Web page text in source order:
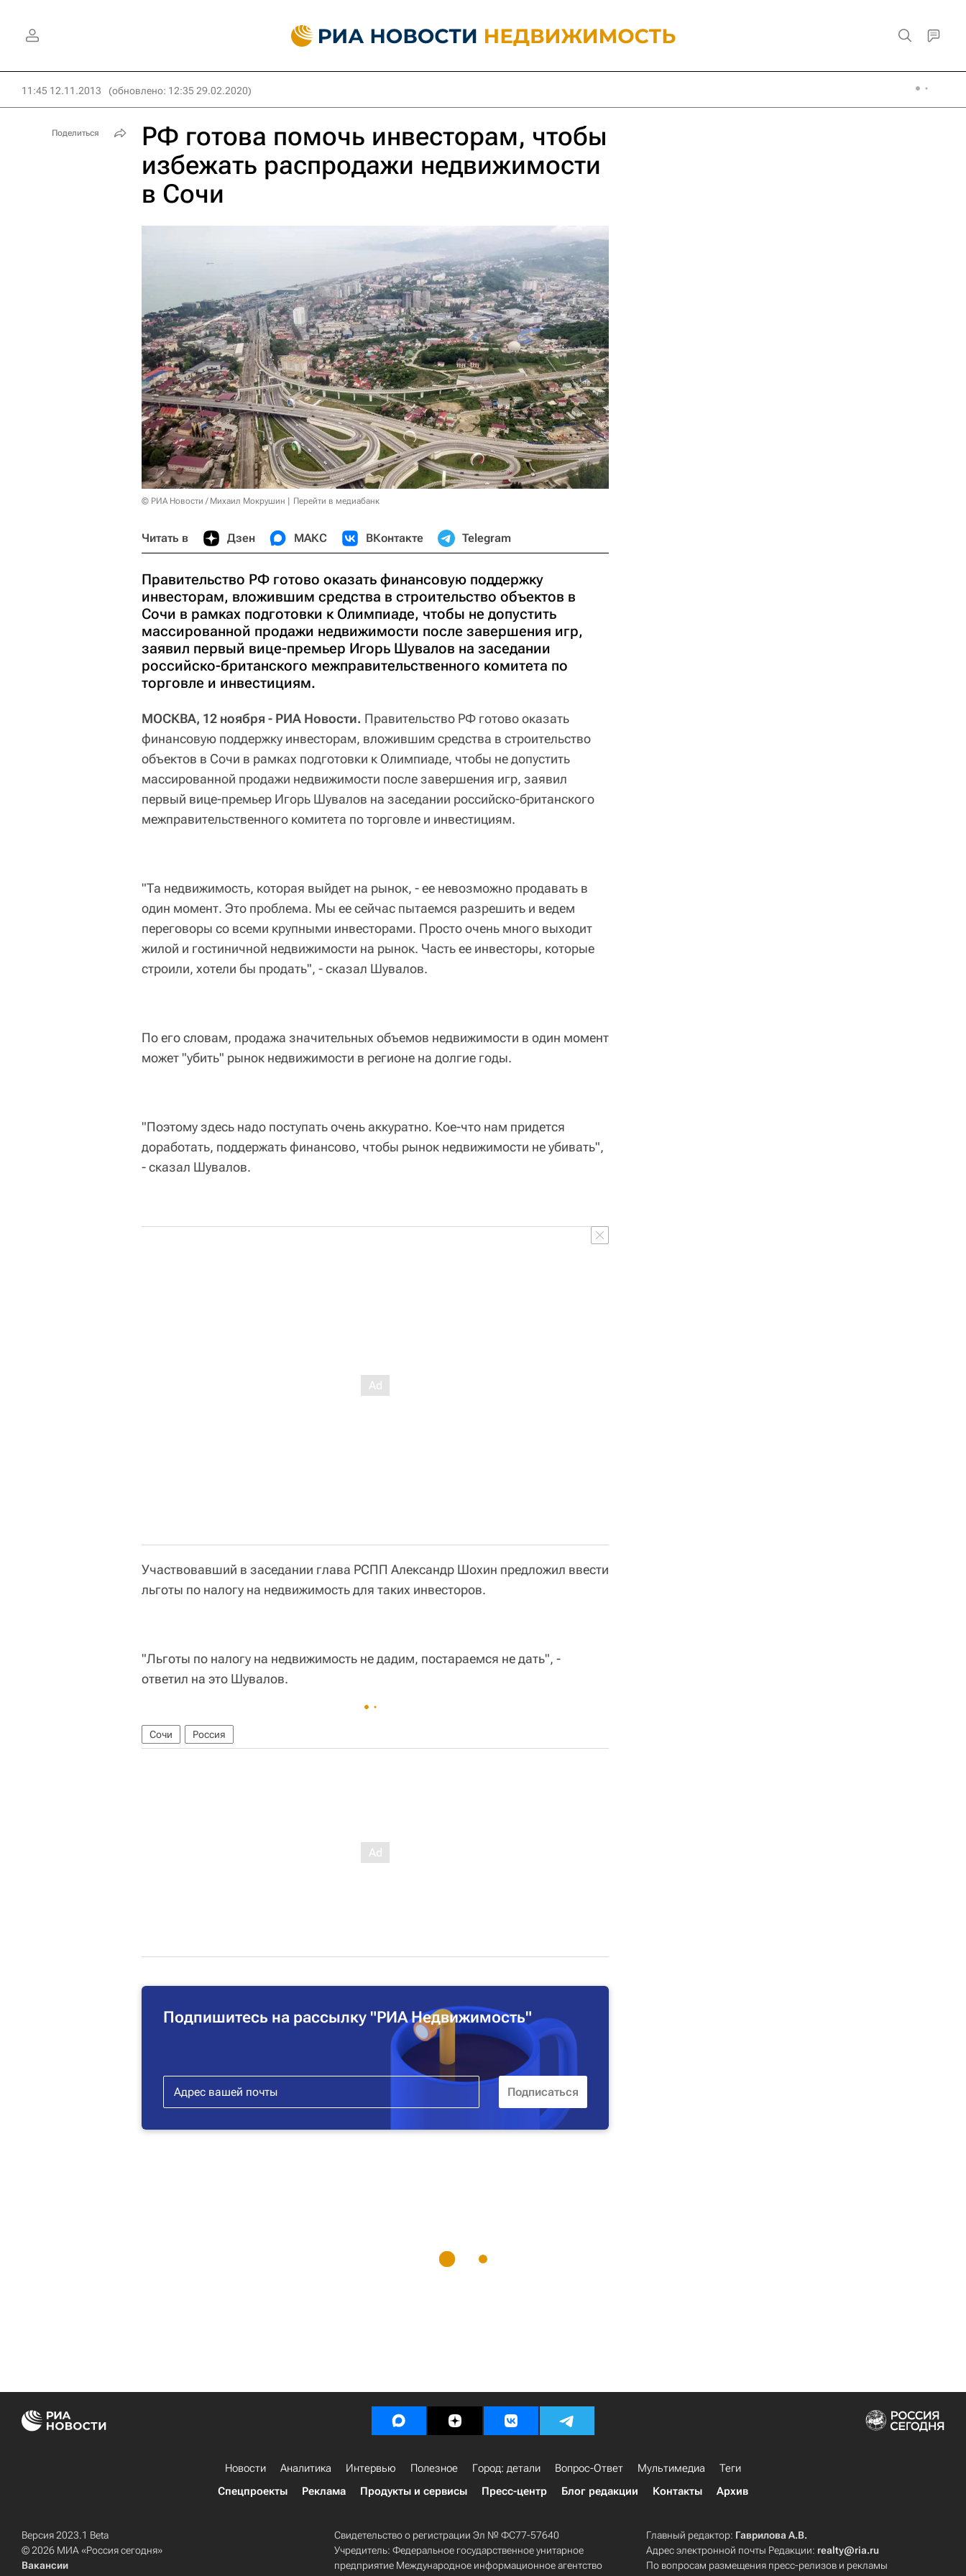
11:45 12.11.2013 (обновлено: 12:35 29.02.2020)
РФ готова помочь инвесторам, чтобы
избежать распродажи недвижимости
в Сочи
© РИА Новости / Михаил Мокрушин Перейти в медиабанк
Читать в Дзен МАКС ВКонтакте Telegram
Правительство РФ готово оказать финансовую поддержку
инвесторам, вложившим средства в строительство объектов в
Сочи в рамках подготовки к Олимпиаде, чтобы не допустить
массированной продажи недвижимости после завершения игр,
заявил первый вице-премьер Игорь Шувалов на заседании
российско-британского межправительственного комитета по
торговле и инвестициям.
МОСКВА, 12 ноября - РИА Новости. Правительство РФ готово оказать
финансовую поддержку инвесторам, вложившим средства в строительство
объектов в Сочи в рамках подготовки к Олимпиаде, чтобы не допустить
массированной продажи недвижимости после завершения игр, заявил
первый вице-премьер Игорь Шувалов на заседании российско-британского
межправительственного комитета по торговле и инвестициям.
"Та недвижимость, которая выйдет на рынок, - ее невозможно продавать в
один момент. Это проблема. Мы ее сейчас пытаемся разрешить и ведем
переговоры со всеми крупными инвесторами. Просто очень много выходит
жилой и гостиничной недвижимости на рынок. Часть ее инвесторы, которые
строили, хотели бы продать", - сказал Шувалов.
По его словам, продажа значительных объемов недвижимости в один момент
может "убить" рынок недвижимости в регионе на долгие годы.
"Поэтому здесь надо поступать очень аккуратно. Кое-что нам придется
доработать, поддержать финансово, чтобы рынок недвижимости не убивать",
- сказал Шувалов.
Участвовавший в заседании глава РСПП Александр Шохин предложил ввести
льготы по налогу на недвижимость для таких инвесторов.
"Льготы по налогу на недвижимость не дадим, постараемся не дать", -
ответил на это Шувалов.
Сочи Россия
Подпишитесь на рассылку "РИА Недвижимость"
Поделиться
Новости Аналитика Интервью Полезное Город: детали Вопрос-Ответ Мультимедиа
Теги
Спецпроекты
Реклама Продукты и сервисы Пресс-центр Блог редакции Контакты Архив
Версия 2023.1 Beta
© 2026 МИА «Россия сегодня»
Вакансии
Свидетельство о регистрации Эл № ФС77-57640
Учредитель: Федеральное государственное унитарное
предприятие Международное информационное агентство
Главный редактор: Гаврилова А.В.
Адрес электронной почты Редакции: realty@ria.ru
По вопросам размещения пресс-релизов и рекламы